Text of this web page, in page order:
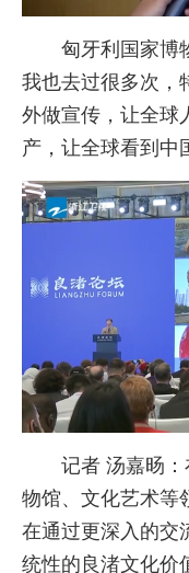
匈牙利国家博
我也去过很多次，
外做宣传，让全球
产，让全球看到中
记者 汤嘉旸
物馆、文化艺术等
在通过更深入的交
统性的良渚文化价